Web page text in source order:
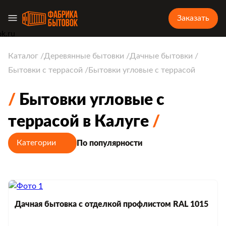
Заказать
Каталог Деревянные бытовки
Дачные бытовки
Бытовки с террасой
Бытовки угловые с террасой
Бытовки угловые с
террасой в Калуге
Категории По популярности
Дачная бытовка с отделкой профлистом RAL 1015